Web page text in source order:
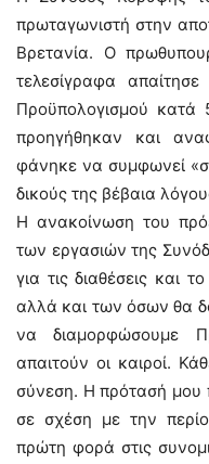
πρωταγωνιστή στην
Βρετανία. Ο
τελεσίγραφα
Προϋπολογισμού κατά
προηγήθηκαν και
φάνηκε να συμφωνεί
δικούς της βέβαια
Η ανακοίνωση του
των εργασιών της
για τις διαθέσεις και
αλλά και των όσων θα
να διαμορφώσουμε
απαιτούν οι καιροί.
σύνεση. Η πρότασή μου
σε σχέση με την
πρώτη φορά στις